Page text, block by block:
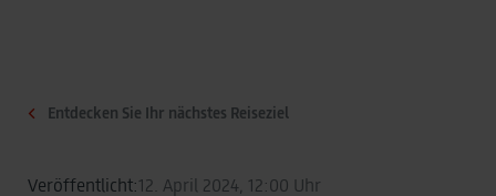
Entdecken Sie Ihr nächstes Reiseziel
Veröffentlicht:12. April 2024, 12:00 Uhr